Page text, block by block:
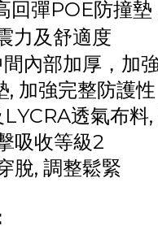
回彈POE防撞墊
力及舒適度
間內部加厚，加
, 加強完整防護性
LYCRA透氣布料
吸收等級2
脫, 調整鬆緊